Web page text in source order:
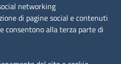
networking
di pagine social e contenuti
consentono alla terza parte di